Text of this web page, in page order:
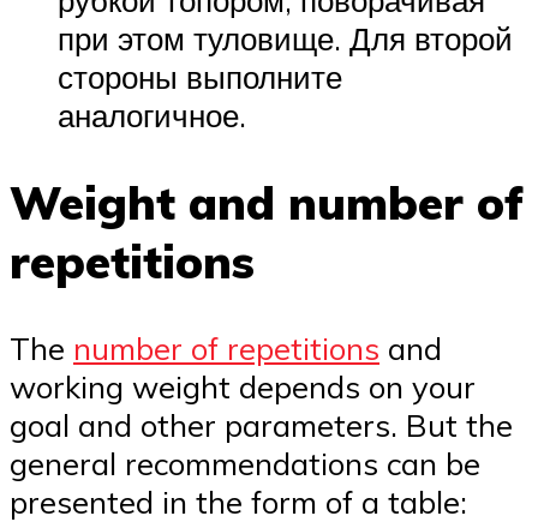
при этом туловище. Для второй
стороны выполните
аналогичное.
Weight and number of
repetitions
The number of repetitions and
working weight depends on your
goal and other parameters. But the
general recommendations can be
presented in the form of a table: